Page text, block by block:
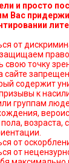
и просто
Вас
от
точку
сайте
содержит
к
группам
возраста,
от
от